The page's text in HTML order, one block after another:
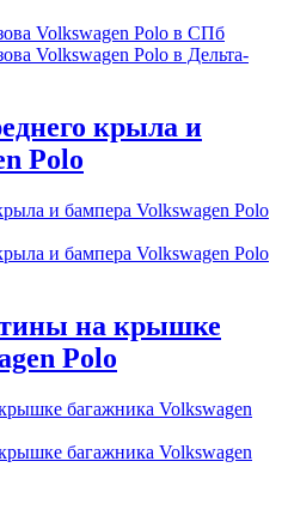
крыла и
Polo
на крышке
Polo